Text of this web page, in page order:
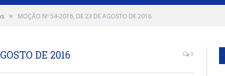
» MOÇÃO Nº 54-2016, DE 23 DE AGOSTO DE 2016
DE 2016 0